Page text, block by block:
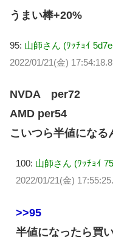
うまい棒+20%
95: 山師さん (ﾜｯﾁｮｲ
2022/01/21(金)
NVDA per72
AMD per54
こいつら半値になる
100: 山師さん (ﾜｯﾁｮｲ
2022/01/21(金)
>>95
半値になったら買